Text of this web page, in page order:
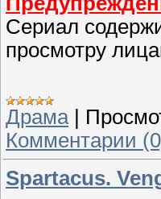
Сериал
просмотру
Драма |
Комментарии
Spartacus.